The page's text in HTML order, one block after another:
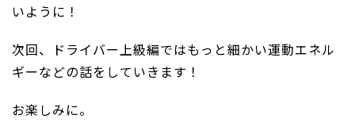
いように！
次回、ドライバー上級編ではもっと細かい運動エネル
ギーなどの話をしていきます！
お楽しみに。